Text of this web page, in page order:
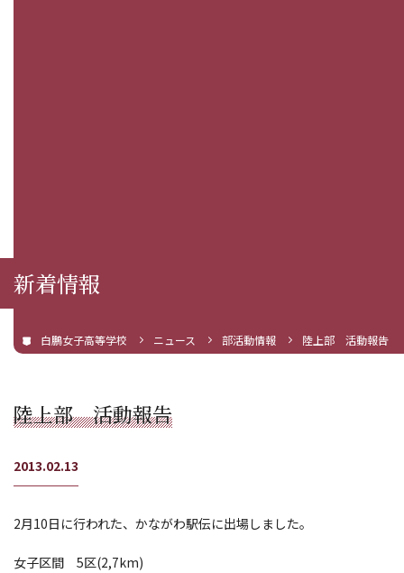
新着情報
白鵬女子高等学校 ニュース 部活動情報 陸上部 活動報告
陸上部 活動報告
2013.02.13
2月10日に行われた、かながわ駅伝に出場しました。
女子区間 5区(2,7km)